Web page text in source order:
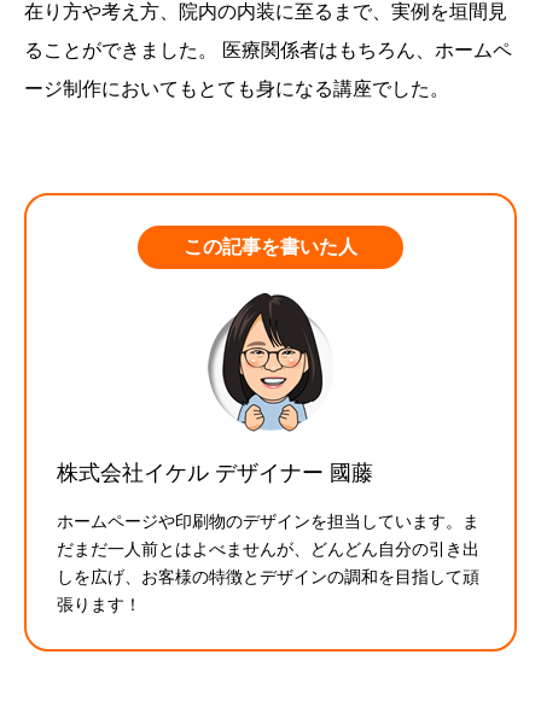
在り方や考え方、院内の内装に至るまで、実例を垣間見
ることができました。 医療関係者はもちろん、ホームペ
ージ制作においてもとても身になる講座でした。
株式会社イケル デザイナー
ホームページや印刷物のデザインを担当しています。ま
だまだ一人前とはよべませんが、どんどん自分の引き出
しを広げ、お客様の特徴とデザインの調和を目指して頑
張ります！